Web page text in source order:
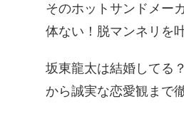
そのホットサンドメー
体ない！脱マンネリを
坂東龍太は結婚してる
から誠実な恋愛観まで